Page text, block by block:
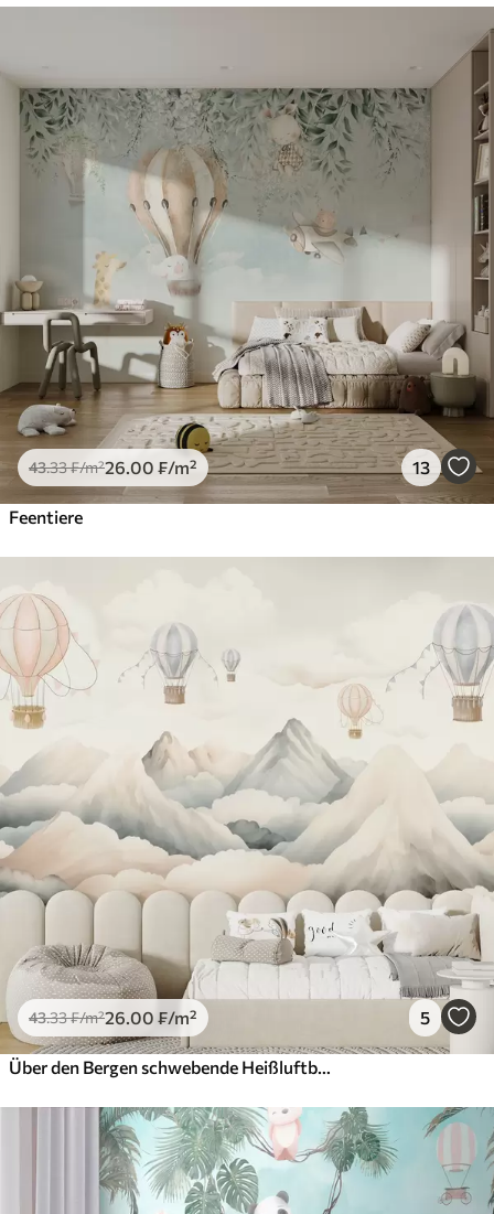
43.33₣/m²26 .00 ₣/m² 13
Feentiere
43.33₣/m²26 .00 ₣/m² 5